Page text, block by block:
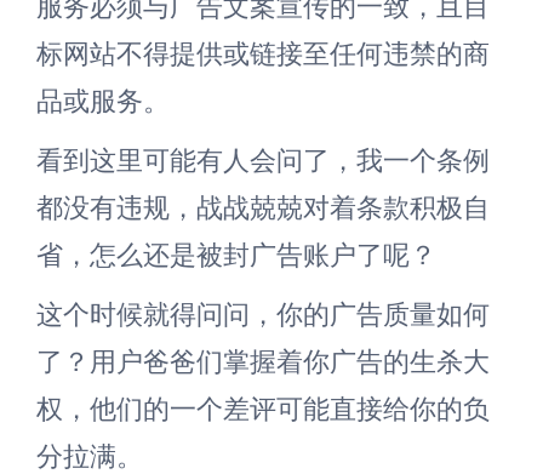
标网站不得提供或链接至任何违禁的商
品或服务。
看到这里可能有人会问了，我一个条例
都没有违规，战战兢兢对着条款积极自
省，怎么还是被封广告账户了呢？
这个时候就得问问，你的广告质量如何
了？用户爸爸们掌握着你广告的生杀大
权，他们的一个差评可能直接给你的负
分拉满。